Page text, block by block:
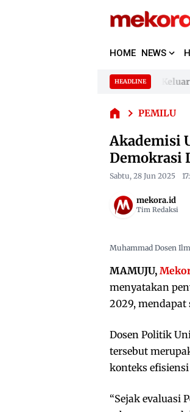
HOME NEWS
HEADLINE
Pencemaran Nama Baik, Keluarga
Pencemaran Nama Baik, Keluarga
PEMILU
Akademisi
Pemisahan
Pilkada
Demokrasi
Lebih
Akademisi
Demokrasi
Sabtu, 28 Jun 2025
mekora.id
Tim Redaksi
Muhammad Dosen
MAMUJU,
menyatakan
2029,
Dosen Politik
tersebut
konteks
“Sejak evaluasi